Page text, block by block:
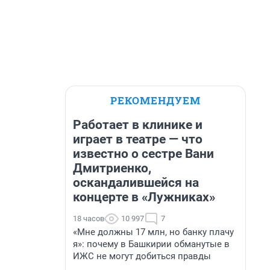
РЕКОМЕНДУЕМ
Работает в клинике и
играет в театре — что
известно о сестре Вани
Дмитриенко,
оскандалившейся на
концерте в «Лужниках»
18 часов 10 997 7
«Мне должны 17 млн, но банку плачу
я»: почему в Башкирии обманутые в
ИЖС не могут добиться правды